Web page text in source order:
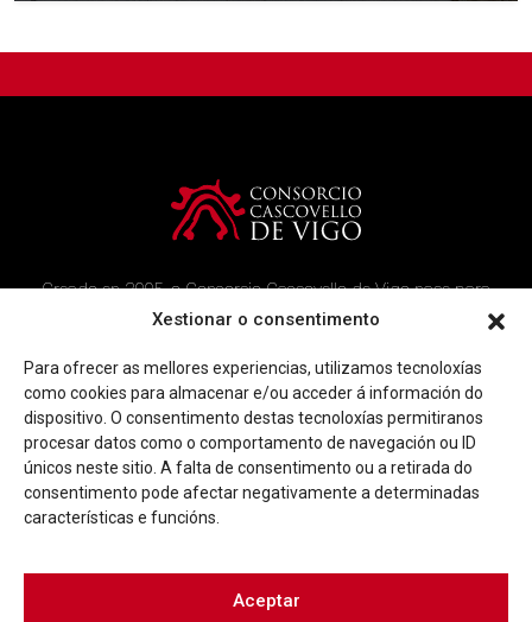
Xestionar o consentimento
Para ofrecer as mellores experiencias, utilizamos tecnoloxías
como cookies para almacenar e/ou acceder á información do
dispositivo. O consentimento destas tecnoloxías permitiranos
procesar datos como o comportamento de navegación ou ID
únicos neste sitio. A falta de consentimento ou a retirada do
consentimento pode afectar negativamente a determinadas
características e funcións.
Aceptar
Creado en 2005, o Consorcio Cascovello de Vigo nace para
atender aos veciños do casco histórico, creando un ambicioso
Imaxe corporativa Contacto
Facebook Twitter Youtube
Instagram
Rúa Ferrería, 45 Baixo 36202 Vigo (Pontevedra)
info@consorciocascovellovigo.org